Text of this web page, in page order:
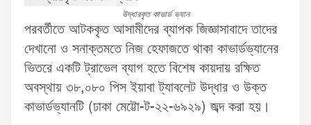
উদ্ধারকৃত কাভার্ড ভ্যান
পরবর্তীতে আটককৃত আসামীদের ব্যাপক জিজ্ঞাসাবাদে তাদের
দেখানো ও সনাক্তমতে নিজ হেফাজতে থাকা কাভার্ডভ্যানের
ভিতরে একটি ট্রাভেল ব্যাগ হতে বিশেষ কায়দায় রক্ষিত
অবস্থায় ৩৮,০৮০ পিস ইয়াবা ট্যাবলেট উদ্ধার ও উক্ত
কাভার্ডভ্যানটি (ঢাকা মেট্টো-ট-২২-৬৯২৯) জব্দ করা হয়।